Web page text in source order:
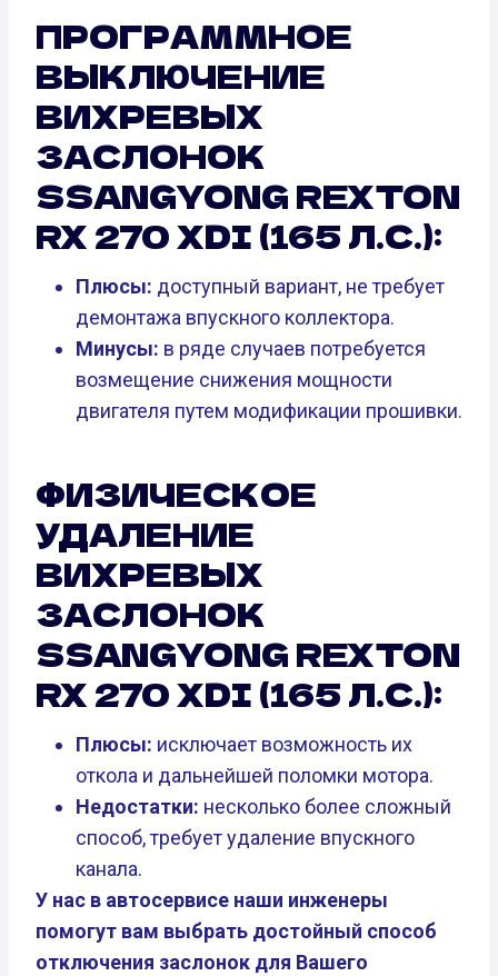
ПРОГРАММНОЕ
ВЫКЛЮЧЕНИЕ
ВИХРЕВЫХ
ЗАСЛОНОК
SSANGYONG REXTON
RX 270 XDI (165 Л.С.):
Плюсы: доступный вариант, не требует
демонтажа впускного коллектора.
Минусы: в ряде случаев потребуется
возмещение снижения мощности
двигателя путем модификации прошивки.
ФИЗИЧЕСКОЕ
УДАЛЕНИЕ
ВИХРЕВЫХ
ЗАСЛОНОК
SSANGYONG REXTON
RX 270 XDI (165 Л.С.):
Плюсы: исключает возможность их
откола и дальнейшей поломки мотора.
Недостатки: несколько более сложный
способ, требует удаление впускного
канала.
У нас в автосервисе наши инженеры
помогут вам выбрать достойный способ
отключения заслонок для Вашего